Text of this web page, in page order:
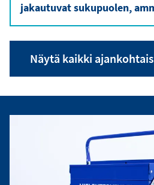
jakautuvat sukupuolen,
Näytä kaikki